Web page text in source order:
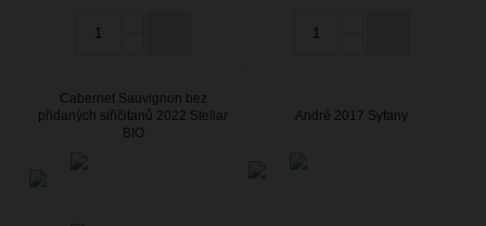
Cabernet Sauvignon bez
přidaných siřičitanů 2022 Stellar
BIO
André 2017 Syfany